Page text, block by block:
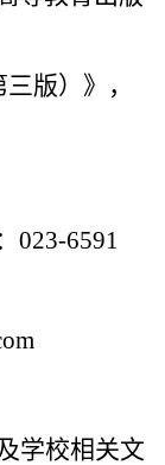
版）》，
023-6591
学校相关文